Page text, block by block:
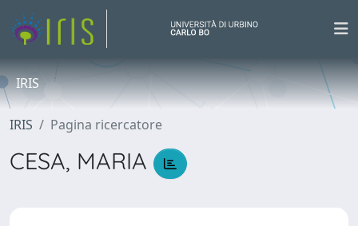
IRIS
IRIS Pagina ricercatore
CESA, MARIA